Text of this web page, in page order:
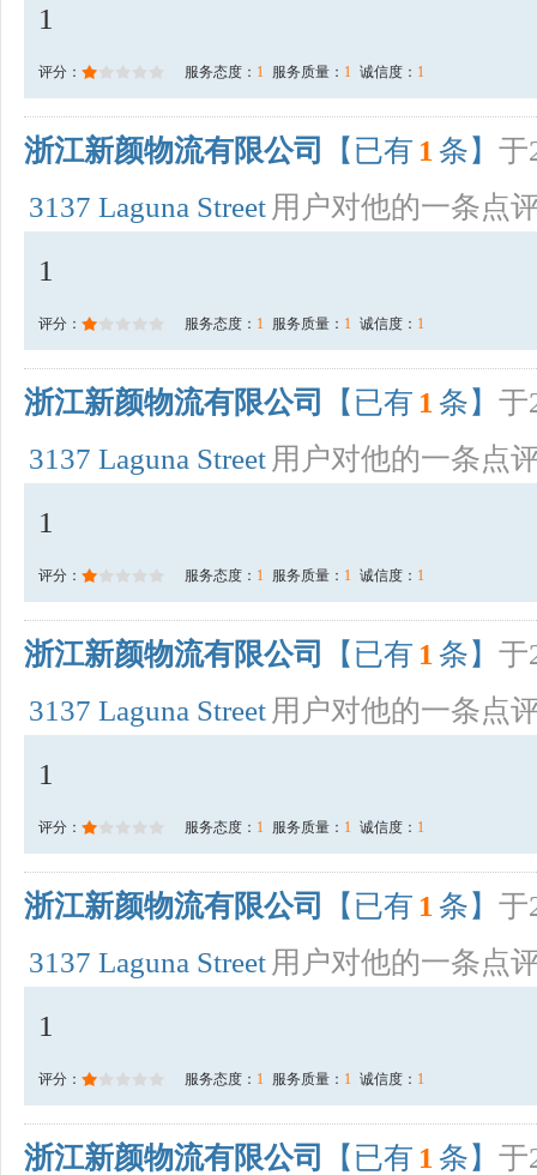
1
评分： 服务态度： 1 服务质量： 1 诚信度： 1
浙江新颜物流有限公司 【已有 1 条】 于
3137 Laguna Street 用户对他的一条点
1
评分： 服务态度： 1 服务质量： 1 诚信度： 1
浙江新颜物流有限公司 【已有 1 条】 于
3137 Laguna Street 用户对他的一条点
1
评分： 服务态度： 1 服务质量： 1 诚信度： 1
浙江新颜物流有限公司 【已有 1 条】 于
3137 Laguna Street 用户对他的一条点
1
评分： 服务态度： 1 服务质量： 1 诚信度： 1
浙江新颜物流有限公司 【已有 1 条】 于
3137 Laguna Street 用户对他的一条点
1
评分： 服务态度： 1 服务质量： 1 诚信度： 1
浙江新颜物流有限公司 【已有 1 条】 于